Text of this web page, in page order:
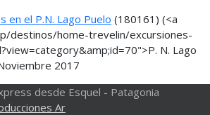
en el P.N. Lago Puelo (180161) (<a
destinos/home-trevelin/excursiones-
N. Lago
2017
desde Esquel - Patagonia
Ar